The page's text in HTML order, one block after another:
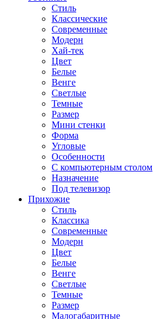
Стиль
Классические
Современные
Модерн
Хай-тек
Цвет
Белые
Венге
Светлые
Темные
Размер
Мини стенки
Форма
Угловые
Особенности
С компьютерным столом
Назначение
Под телевизор
Прихожие
Стиль
Классика
Современные
Модерн
Цвет
Белые
Венге
Светлые
Темные
Размер
Малогабаритные